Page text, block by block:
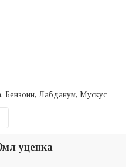
Бензоин, Лабданум, Мускус
уценка